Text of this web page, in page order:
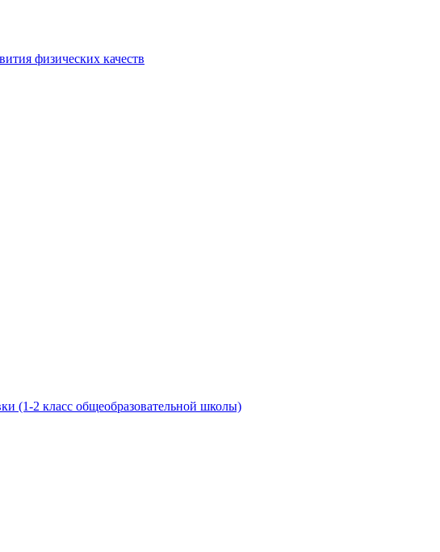
физических качеств
(1-2 класс общеобразовательной школы)